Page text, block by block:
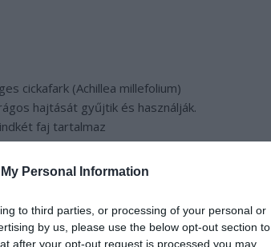
Personal Information
to third parties, or processing of your personal or
by us, please use the below opt-out section to
after your opt-out request is processed you may
cickafark (Achillea millefolium)
hajtását gyűjtik és használják.
faj tartalmaz
valamint étvágyjavítóként
illetve nőgyógyászati,
alkalmazása biztonságos,